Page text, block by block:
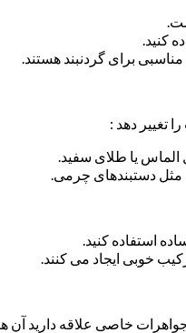
کنید.
برای گردنبند هستند.
تغییر دهد :
الماس یا طلای سفید.
مثل دستبندهای چرمی.
استفاده کنید.
خوبی ایجاد می کنند.
خاصی علاقه دارید آن ها